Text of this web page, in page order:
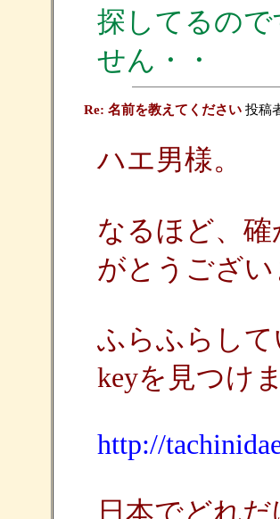
探してるの
せん・・
Re: 名前を教えてください投稿
ハエ男様。
なるほど、
がとうござい
ふらふらして
keyを見つけ
http://
日本でどれ